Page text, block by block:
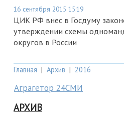
16 сентября 2015 15:19
ЦИК РФ внес в Госдуму
утверждении схемы
округов в России
Главная | Архив | 2016
Аграгетор 24СМИ
АРХИВ